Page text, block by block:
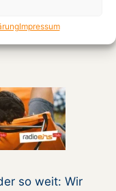
Impressum
so weit: Wir